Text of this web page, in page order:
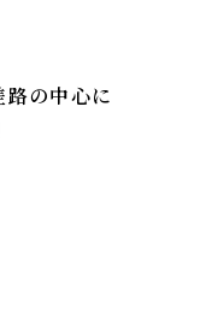
の中心に